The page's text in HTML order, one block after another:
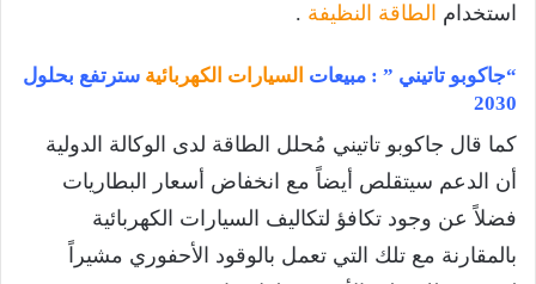
استخدام الطاقة النظيفة .
“جاكوبو تاتيني ” : مبيعات السيارات الكهربائية سترتفع بحلول
2030
كما قال جاكوبو تاتيني مُحلل الطاقة لدى الوكالة الدولية
أن الدعم سيتقلص أيضاً مع انخفاض أسعار البطاريات
فضلاً عن وجود تكافؤ لتكاليف السيارات الكهربائية
بالمقارنة مع تلك التي تعمل بالوقود الأحفوري مشيراً